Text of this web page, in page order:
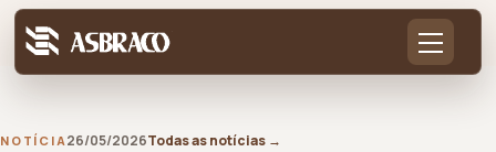
NOTÍCIA26/05/2026Todas as notícias →